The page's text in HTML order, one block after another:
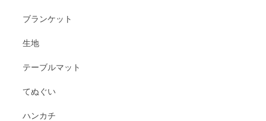
ブランケット
生地
テーブルマット
てぬぐい
ハンカチ